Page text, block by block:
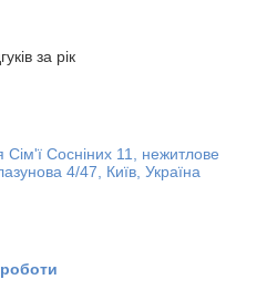
за рік
Сосніних 11, нежитлове
4/47, Київ, Україна